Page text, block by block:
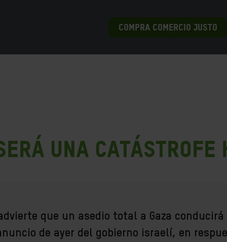
COMPRA COMERCIO JUSTO
una catástrofe
que un asedio total a Gaza
de ayer del gobierno israelí, en